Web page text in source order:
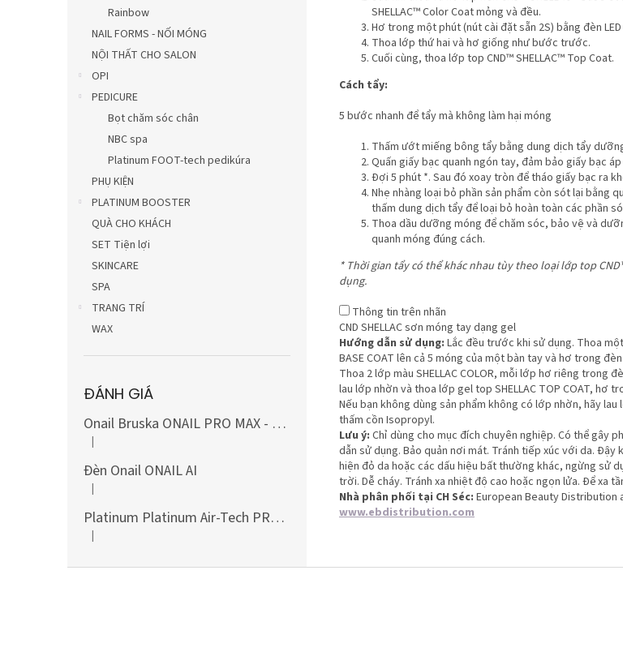
Rainbow
NAIL FORMS - NỐI MÓNG
NỘI THẤT CHO SALON
OPI
PEDICURE
Bọt chăm sóc chân
NBC spa
Platinum FOOT-tech pedikúra
PHỤ KIỆN
PLATINUM BOOSTER
QUÀ CHO KHÁCH
SET Tiện lợi
SKINCARE
SPA
TRANG TRÍ
WAX
ĐÁNH GIÁ
Onail Bruska ONAIL PRO MAX - MÀU TRẮNG, bao gồm bộ mũi khoan carbide và kim cương (10 món)
Đánh giá sản phẩm là 5 trên 5 sao.
|
Đèn Onail ONAIL AI
Đánh giá sản phẩm là 5 trên 5 sao.
|
Platinum Platinum Air-Tech PREMIUM ACRYLIC POWDER - Soft Coral (14) 660 g
Đánh giá sản phẩm là 5 trên 5 sao.
|
SHELLAC™ Color Coat mỏng và đều.
Hơ trong một phút (nút cài đặt sẵn 2S) bằng đèn LED
Thoa lớp thứ hai và hơ giống như bước trước.
Cuối cùng, thoa lớp top CND™ SHELLAC™ Top Coat.
Cách tẩy:
5 bước nhanh để tẩy mà không làm hại móng
Thấm ướt miếng bông tẩy bằng dung dịch tẩy
Quấn giấy bạc quanh ngón tay, đảm bảo giấy bạc
Đợi 5 phút *. Sau đó xoay tròn để tháo giấy bạc ra
Nhẹ nhàng loại bỏ phần sản phẩm còn sót lại bằng
thấm dung dịch tẩy để loại bỏ hoàn toàn các phần
Thoa dầu dưỡng móng để chăm sóc, bảo vệ và
quanh móng đúng cách.
* Thời gian tẩy có thể khác nhau tùy theo loại lớp top
dụng.
Thông tin trên nhãn
CND SHELLACsơn móng taydạng gel
Hướng dẫn sử dụng: Lắc đều trước khi sử dụng. Thoa
BASE COAT lên cả 5 móng của một bàn tay và hơ trong
Thoa 2 lớp màu SHELLAC COLOR, mỗi lớp hơ riêng trong
lau lớp nhờn và thoa lớp gel top SHELLAC TOP COAT, hơ
Nếu bạn không dùng sản phẩm không có lớp nhờn, hãy
thấm cồn Isopropyl.
Lưu ý: Chỉ dùng cho mục đích chuyên nghiệp. Có thể gây
dẫn sử dụng. Bảo quản nơi mát. Tránh tiếp xúc với da. Đậy
hiện đỏ da hoặc các dấu hiệu bất thường khác, ngừng sử
trời. Dễ cháy. Tránh xa nhiệt độ cao hoặc ngọn lửa. Để xa
Nhà phân phối tại CH Séc: European Beauty Distribution
www.ebdistribution.com